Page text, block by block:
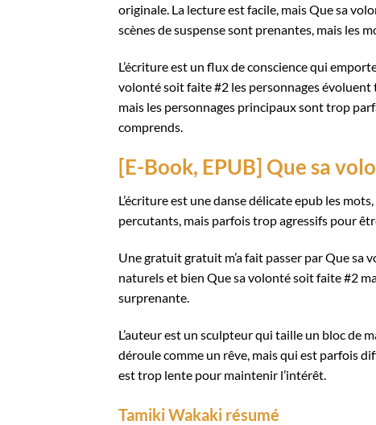
originale. La lecture est facile, mais Que sa
scènes de suspense sont prenantes, mais les
L’écriture est un flux de conscience qui
volonté soit faite #2 les personnages évoluent
mais les personnages principaux sont trop
comprends.
[E-Book, EPUB] Que sa
L’écriture est une danse délicate epub les
percutants, mais parfois trop agressifs pour
Une gratuit gratuit m’a fait passer par Que sa
naturels et bien Que sa volonté soit faite #2
surprenante.
L’auteur est un sculpteur qui taille un bloc de
déroule comme un rêve, mais qui est parfois
est trop lente pour maintenir l’intérêt.
Tamiki Wakaki résumé